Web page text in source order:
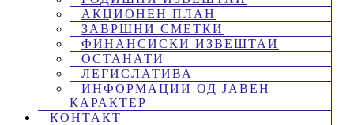
АКЦИОНЕН ПЛАН
ЗАВРШНИ СМЕТКИ
ФИНАНСИСКИ ИЗВЕШТАИ
ОСТАНАТИ
ЛЕГИСЛАТИВА
ИНФОРМАЦИИ ОД ЈАВЕН
КАРАКТЕР
КОНТАКТ